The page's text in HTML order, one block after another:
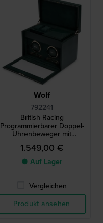
Wolf
792241
British Racing
Programmierbarer Doppel-
Uhrenbeweger mit
Aufbewahrung
1.549,00 €
● Auf Lager
Vergleichen
Produkt ansehen